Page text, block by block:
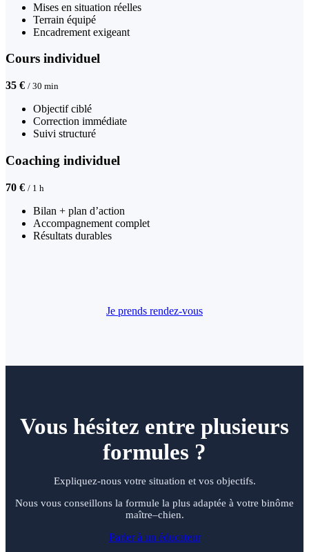
Mises en situation réelles
Terrain équipé
Encadrement exigeant
Cours individuel
35 € / 30 min
Objectif ciblé
Correction immédiate
Suivi structuré
Coaching individuel
70 € / 1 h
Bilan + plan d’action
Accompagnement complet
Résultats durables
Je prends rendez-vous
Vous hésitez entre plusieurs
formules ?
Expliquez-nous votre situation et vos objectifs.
Nous vous conseillons la formule la plus adaptée à votre binôme
maître–chien.
Parler à un éducateur